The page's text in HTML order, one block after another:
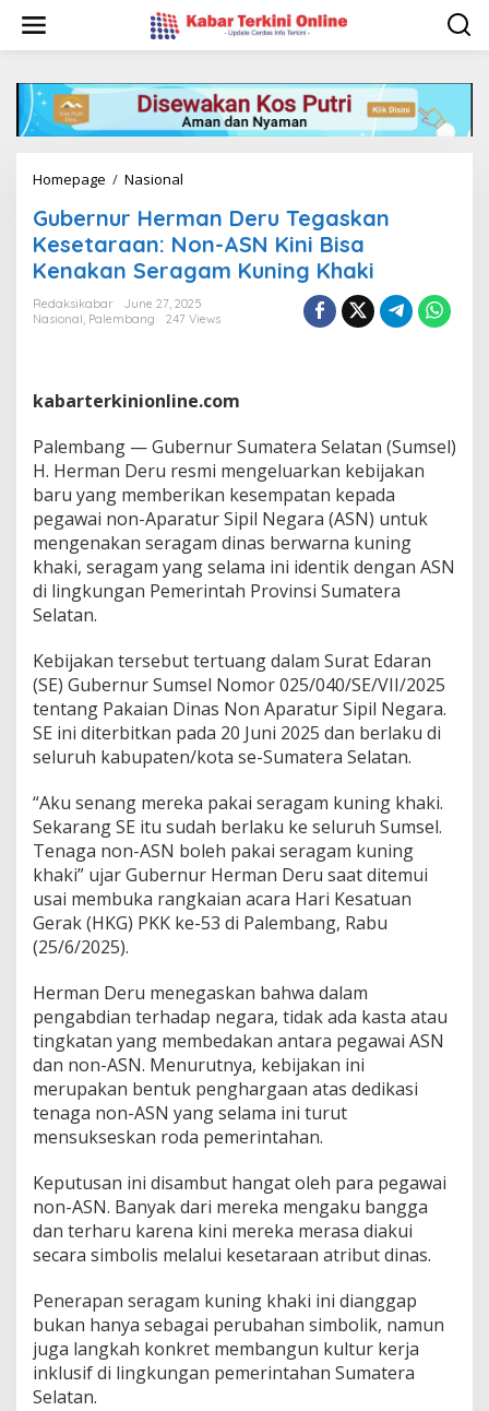
i
Homepage / Nasional
b
e
r
n
u
r
m
D
e
r
u
e
g
a
a
n
K
e
s
e
t
r
a
a
n
:
N
o
A
S
N
K
i
n
B
i
a
K
n
a
a
n
S
e
r
Gubernur Herman Deru Tegaskan
Kesetaraan: Non-ASN Kini Bisa
Kenakan Seragam Kuning Khaki
Redaksikabar
June 27, 2025
Nasional, Palembang 247 Views
kabarterkinionline.com
Palembang — Gubernur Sumatera Selatan (Sumsel)
H. Herman Deru resmi mengeluarkan kebijakan
baru yang memberikan kesempatan kepada
pegawai non-Aparatur Sipil Negara (ASN) untuk
mengenakan seragam dinas berwarna kuning
khaki, seragam yang selama ini identik dengan ASN
di lingkungan Pemerintah Provinsi Sumatera
Selatan.
Kebijakan tersebut tertuang dalam Surat Edaran
(SE) Gubernur Sumsel Nomor 025/040/SE/VII/2025
tentang Pakaian Dinas Non Aparatur Sipil Negara.
SE ini diterbitkan pada 20 Juni 2025 dan berlaku di
seluruh kabupaten/kota se-Sumatera Selatan.
“Aku senang mereka pakai seragam kuning khaki.
Sekarang SE itu sudah berlaku ke seluruh Sumsel.
Tenaga non-ASN boleh pakai seragam kuning
khaki” ujar Gubernur Herman Deru saat ditemui
usai membuka rangkaian acara Hari Kesatuan
Gerak (HKG) PKK ke-53 di Palembang, Rabu
(25/6/2025).
Herman Deru menegaskan bahwa dalam
pengabdian terhadap negara, tidak ada kasta atau
tingkatan yang membedakan antara pegawai ASN
dan non-ASN. Menurutnya, kebijakan ini
merupakan bentuk penghargaan atas dedikasi
tenaga non-ASN yang selama ini turut
mensukseskan roda pemerintahan.
Keputusan ini disambut hangat oleh para pegawai
non-ASN. Banyak dari mereka mengaku bangga
dan terharu karena kini mereka merasa diakui
secara simbolis melalui kesetaraan atribut dinas.
Penerapan seragam kuning khaki ini dianggap
bukan hanya sebagai perubahan simbolik, namun
juga langkah konkret membangun kultur kerja
inklusif di lingkungan pemerintahan Sumatera
Selatan.